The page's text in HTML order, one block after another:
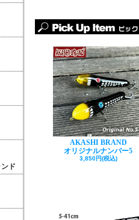
ド
AKASHI BRAND
オリジナルナンバー5
3,850円(税込)